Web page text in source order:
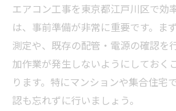
エアコン工事を東京都江戸川区で効
は、事前準備が非常に重要です。ま
測定や、既存の配管・電源の確認を
加作業が発生しないようにしておく
ります。特にマンションや集合住宅
認も忘れずに行いましょう。